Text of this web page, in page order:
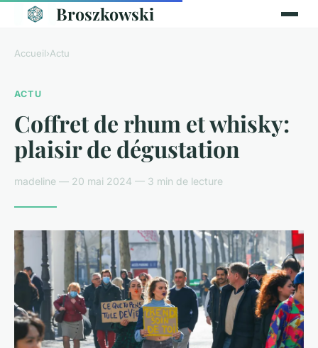
Broszkowski
Accueil›Actu
ACTU
Coffret de rhum et whisky:
plaisir de dégustation
madeline — 20 mai 2024 — 3 min de lecture